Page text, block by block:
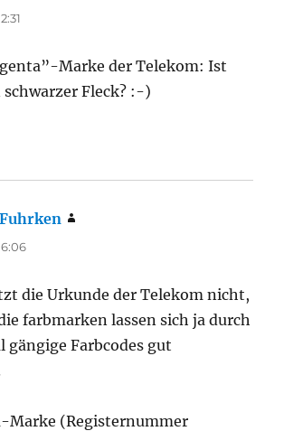
Marke der Telekom: Ist
schwarzer Fleck? :-)
die Urkunde der Telekom nicht,
farbmarken lassen sich ja durch
Farbcodes gut
Marke (Registernummer